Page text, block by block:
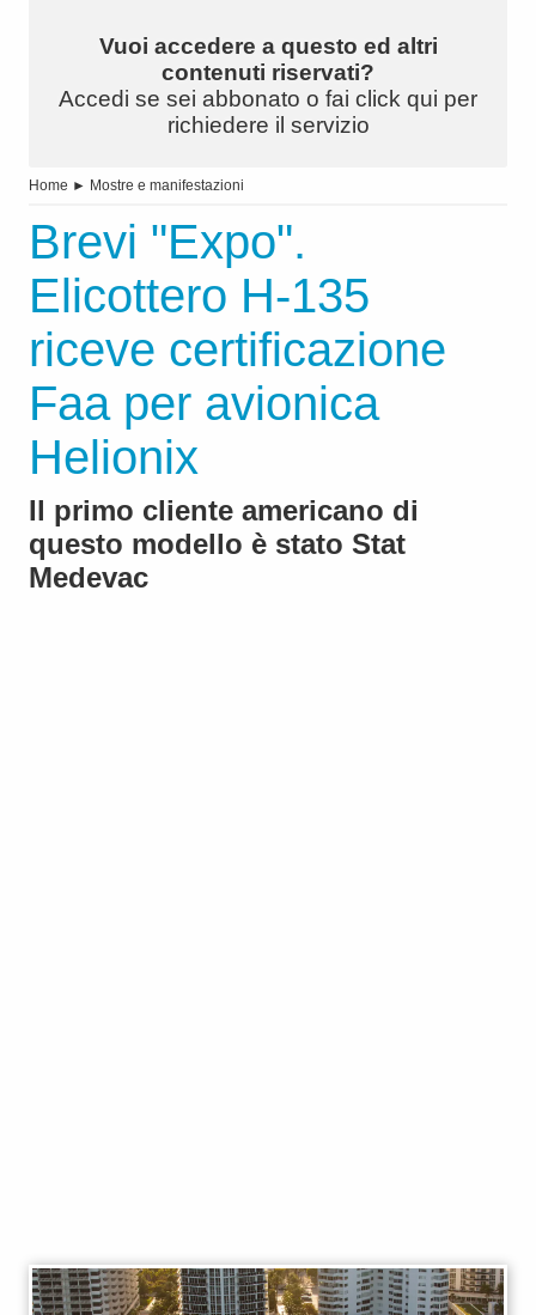
Vuoi accedere a questo ed altri
contenuti riservati?
Accedi se sei abbonato o fai click qui per
richiedere il servizio
Home ► Mostre e manifestazioni
Brevi "Expo".
Elicottero H-135
riceve certificazione
Faa per avionica
Helionix
Il primo cliente americano di
questo modello è stato Stat
Medevac